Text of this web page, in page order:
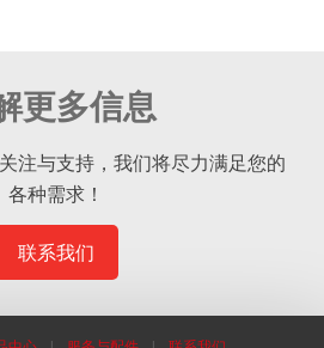
更多信息
注与支持，我们将尽力满足您的
各种需求！
联系我们